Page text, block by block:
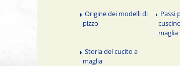
Origine dei modelli di
pizzo
Passi
maglia
Storia del cucito a
maglia